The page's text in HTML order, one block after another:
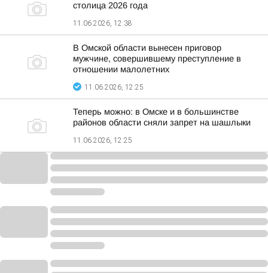
столица 2026 года
11.06.2026, 12:38
В Омской области вынесен приговор
мужчине, совершившему преступление в
отношении малолетних
11.06.2026, 12:25
Теперь можно: в Омске и в большинстве
районов области сняли запрет на шашлыки
11.06.2026, 12:25